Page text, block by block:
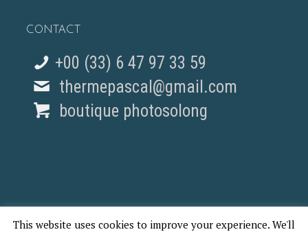
CONTACT
+00 (33) 6 47 97 33 59
thermepascal@gmail.com
boutique photosolong
This website uses cookies to improve your experience. We'll